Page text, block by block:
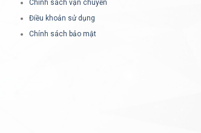
Chính sách vận chuyển
Điều khoản sử dụng
Chính sách bảo mật